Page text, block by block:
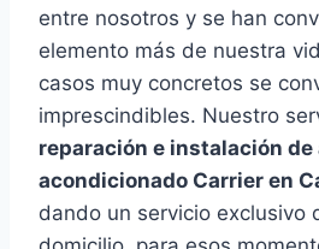
entre nosotros y se han
elemento más de nuestra
casos muy concretos se
imprescindibles. Nuestro
reparación e instalación de
acondicionado Carrier en
dando un servicio exclusivo